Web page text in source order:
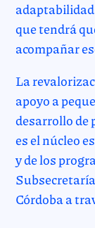
que tendrá
acompañar
La
apoyo a
desarrollo de
es el núcleo
y de los
Córdoba a